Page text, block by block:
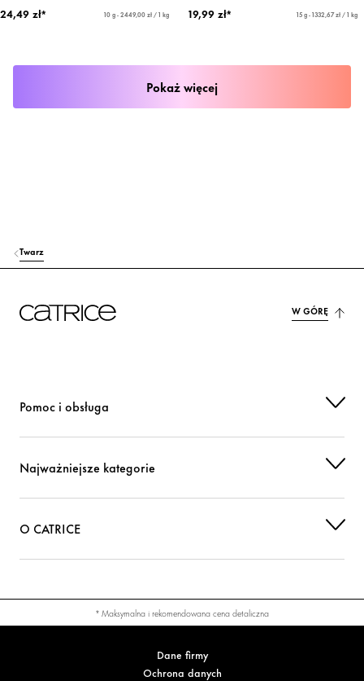
24,49 zł*
10 g - 2449,00 zł / 1 kg
19,99 zł*
15 g - 1332,67 zł / 1 kg
Pokaż więcej
Twarz
W GÓRĘ
Pomoc i obsługa
Najważniejsze kategorie
O CATRICE
* Maksymalna i rekomendowana cena detaliczna
Dane firmy
Ochrona danych